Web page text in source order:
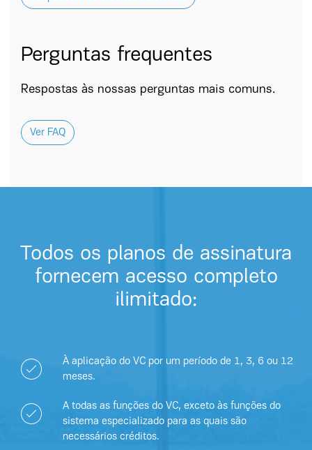
Perguntas frequentes
Respostas às nossas perguntas mais comuns.
Ver FAQ
Todos os planos de assinatura
fornecem acesso completo
ilimitado:
À aplicação do VC por um período de 1, 3, 6 ou 12
meses.
A todas as funções do VC, exceto às funções do
sistema especializado para as quais são
necessários créditos.